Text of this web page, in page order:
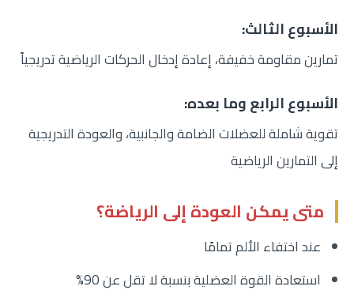
الأسبوع الثالث:
تمارين مقاومة خفيفة، إعادة إدخال الحركات الرياضية تدريجياً
الأسبوع الرابع وما بعده:
تقوية شاملة للعضلات الضامة والجانبية، والعودة التدريجية
إلى التمارين الرياضية
متى يمكن العودة إلى الرياضة؟
عند اختفاء الألم تمامًا
استعادة القوة العضلية بنسبة لا تقل عن 90%